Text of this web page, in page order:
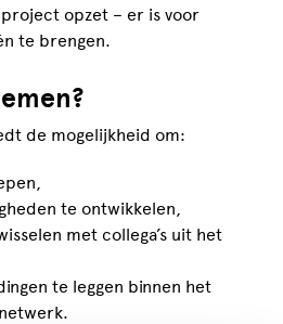
opzet – er is voor
te brengen.
de mogelijkheid om:
te ontwikkelen,
met collega’s uit het
te leggen binnen het